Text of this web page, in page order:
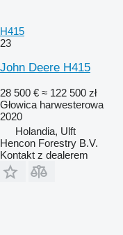
H415
23
John Deere H415
28 500 € ≈ 122 500 zł
Głowica harwesterowa
2020
Holandia, Ulft
Hencon Forestry B.V.
Kontakt z dealerem